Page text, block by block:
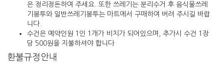
은 정리정돈하여 주세요. 또한 쓰레기는 분리수거 후 음식물쓰레
기봉투와 일반쓰레기봉투는 마트에서 구매하여 버려 주시길 바랍
니다.
수건은 예약인원 1인 1개가 비치가 되어있으며, 추가시 수건 1장
당 500원을 지불하셔야 합니다
환불규정안내